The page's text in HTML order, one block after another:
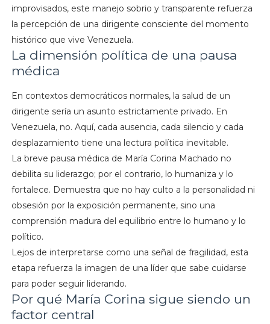
improvisados, este manejo sobrio y transparente refuerza
la percepción de una dirigente consciente del momento
histórico que vive Venezuela.
La dimensión política de una pausa
médica
En contextos democráticos normales, la salud de un
dirigente sería un asunto estrictamente privado. En
Venezuela, no. Aquí, cada ausencia, cada silencio y cada
desplazamiento tiene una lectura política inevitable.
La breve pausa médica de María Corina Machado no
debilita su liderazgo; por el contrario, lo humaniza y lo
fortalece. Demuestra que no hay culto a la personalidad ni
obsesión por la exposición permanente, sino una
comprensión madura del equilibrio entre lo humano y lo
político.
Lejos de interpretarse como una señal de fragilidad, esta
etapa refuerza la imagen de una líder que sabe cuidarse
para poder seguir liderando.
Por qué María Corina sigue siendo un
factor central